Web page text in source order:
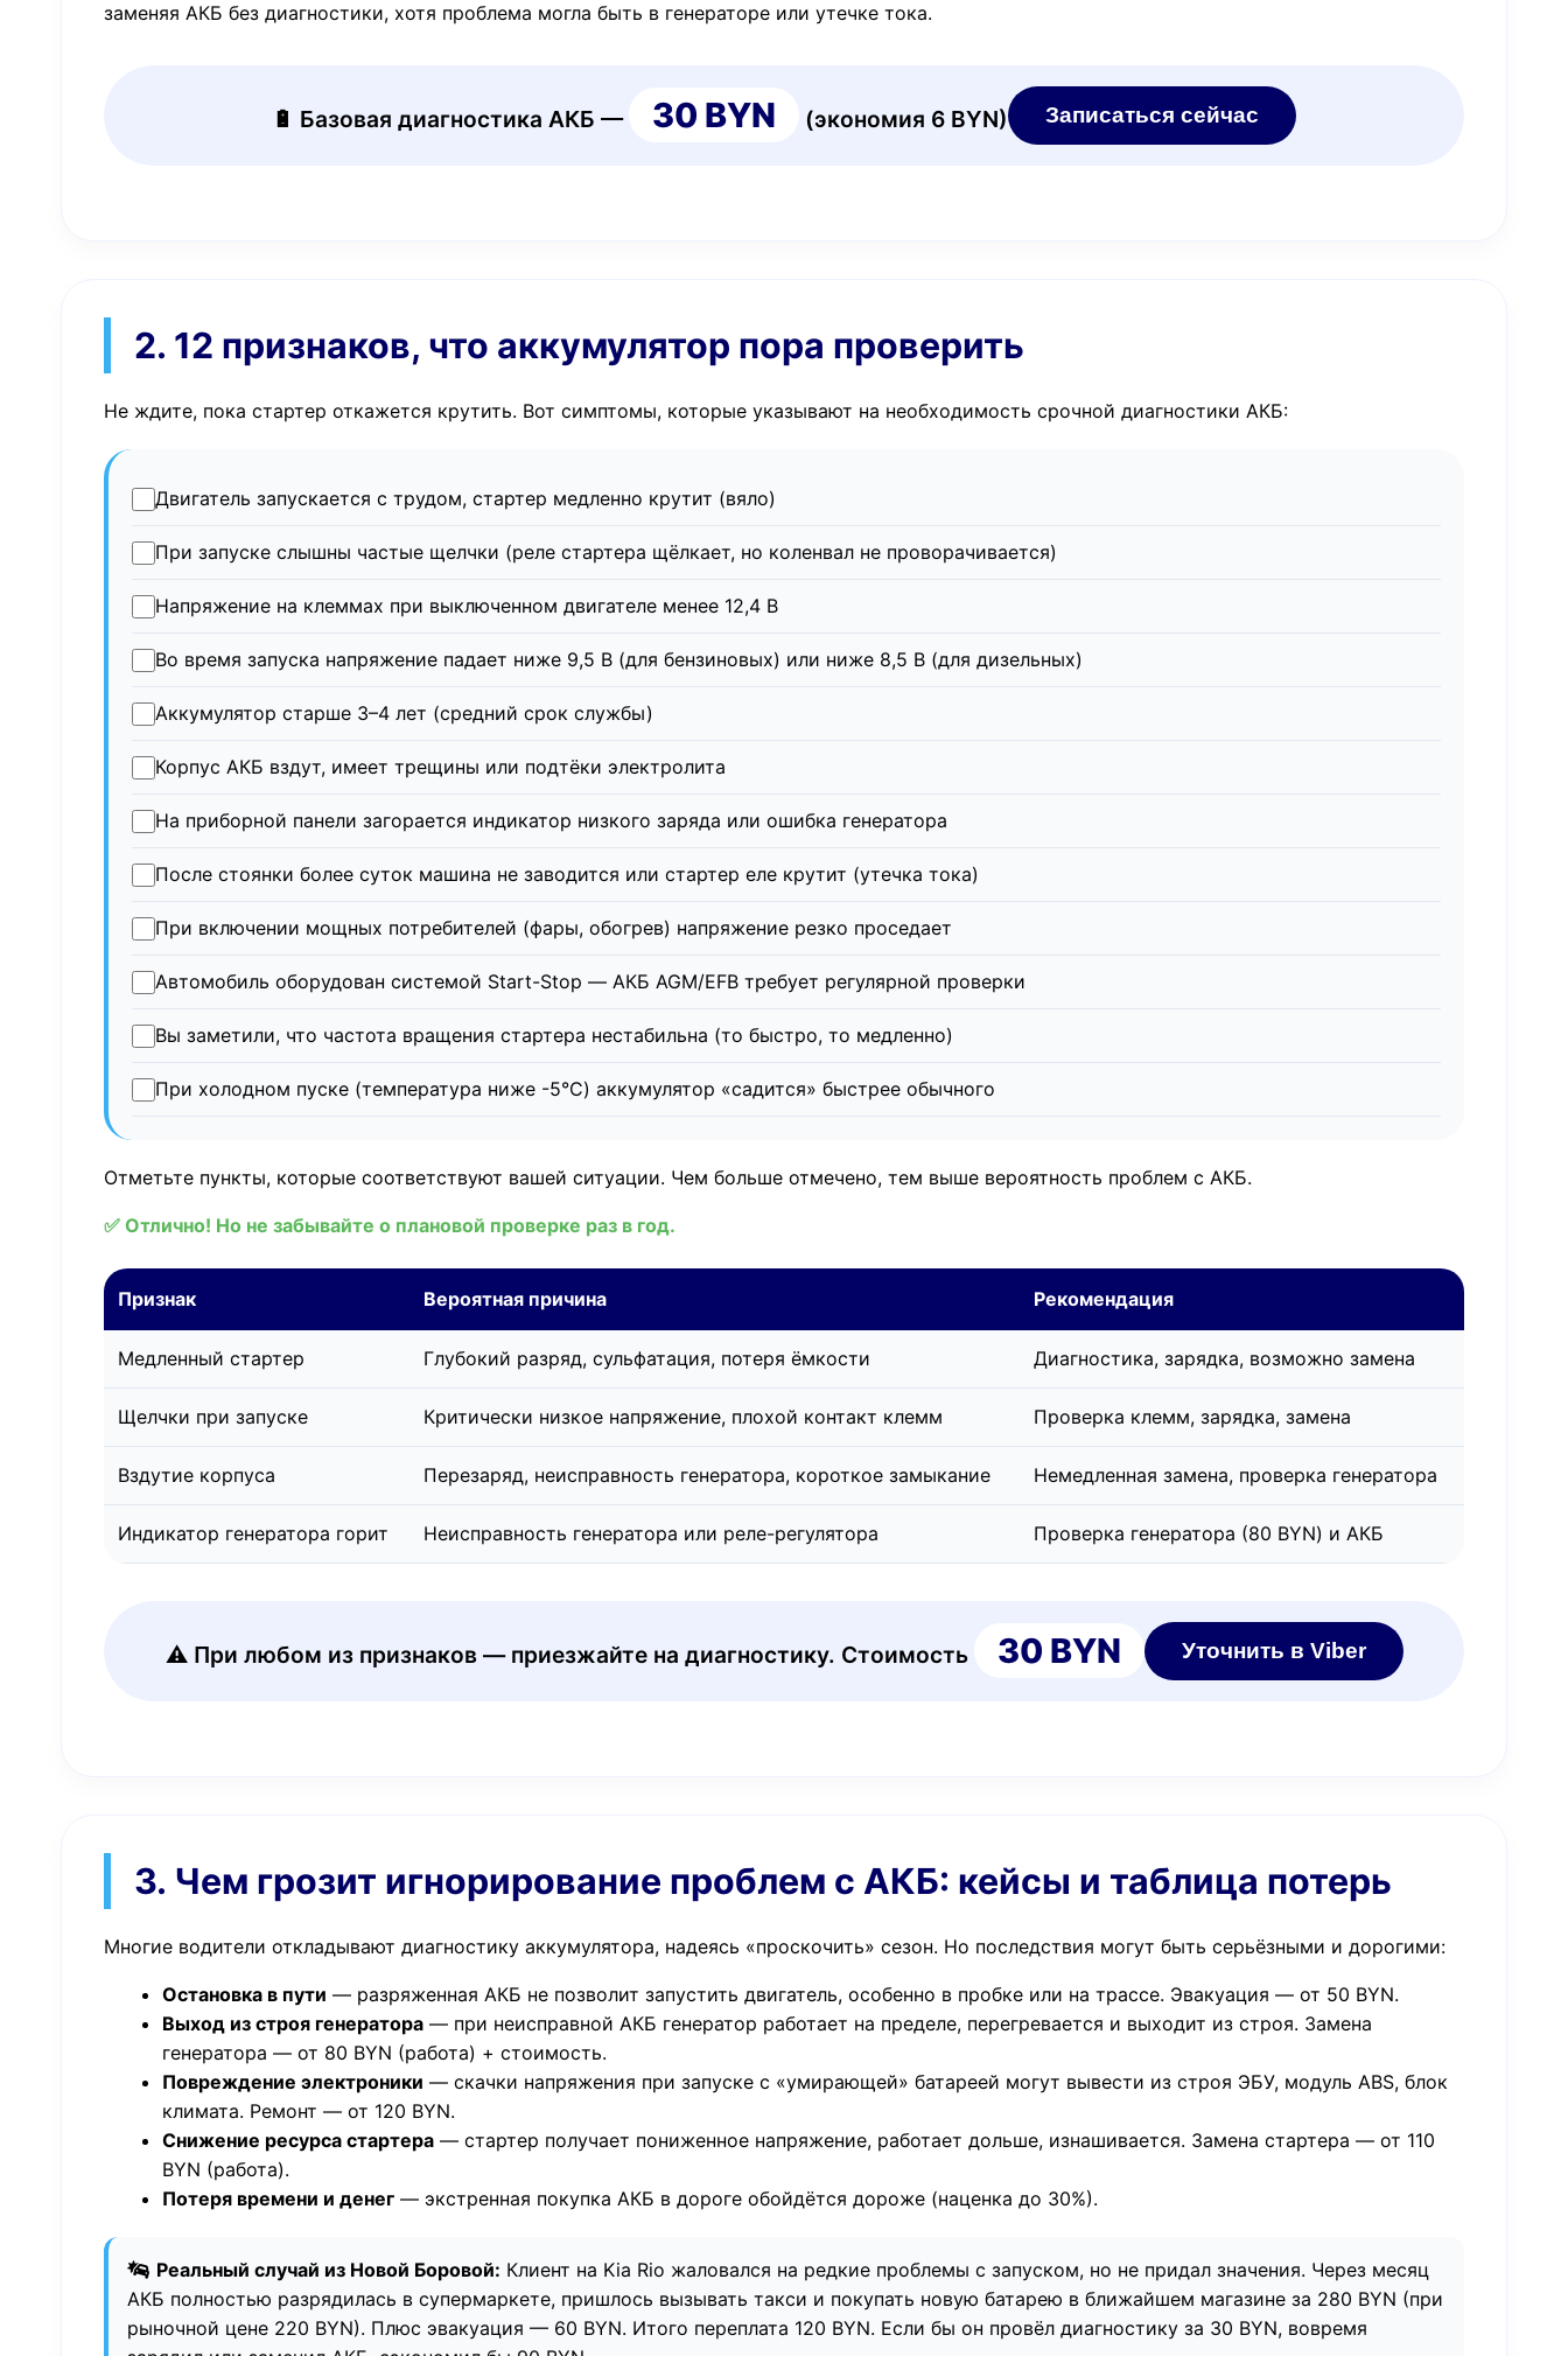
заменяя АКБ без диагностики, хотя проблема могла быть в генераторе или утечке тока.
🔋 Базовая диагностика АКБ — 30 BYN (экономия 6 BYN) Записаться сейчас
2. 12 признаков, что аккумулятор пора проверить
Не ждите, пока стартер откажется крутить. Вот симптомы, которые указывают на необходимость срочной диагностики АКБ:
Двигатель запускается с трудом, стартер медленно крутит (вяло)
При запуске слышны частые щелчки (реле стартера щёлкает, но коленвал не проворачивается)
Напряжение на клеммах при выключенном двигателе менее 12,4 В
Во время запуска напряжение падает ниже 9,5 В (для бензиновых) или ниже 8,5 В (для дизельных)
Аккумулятор старше 3–4 лет (средний срок службы)
Корпус АКБ вздут, имеет трещины или подтёки электролита
На приборной панели загорается индикатор низкого заряда или ошибка генератора
После стоянки более суток машина не заводится или стартер еле крутит (утечка тока)
При включении мощных потребителей (фары, обогрев) напряжение резко проседает
Автомобиль оборудован системой Start-Stop — АКБ AGM/EFB требует регулярной проверки
Вы заметили, что частота вращения стартера нестабильна (то быстро, то медленно)
При холодном пуске (температура ниже -5°C) аккумулятор «садится» быстрее обычного
Отметьте пункты, которые соответствуют вашей ситуации. Чем больше отмечено, тем выше вероятность проблем с АКБ.
✅ Отлично! Но не забывайте о плановой проверке раз в год.
Признак Вероятная причина Рекомендация
Медленный стартер Глубокий разряд, сульфатация, потеря ёмкости Диагностика, зарядка, возможно замена
Щелчки при запуске Критически низкое напряжение, плохой контакт клемм Проверка клемм, зарядка, замена
Вздутие корпуса Перезаряд, неисправность генератора, короткое замыкание Немедленная замена, проверка генератора
Индикатор генератора горит Неисправность генератора или реле-регулятора Проверка генератора (80 BYN) и АКБ
⚠️ При любом из признаков — приезжайте на диагностику. Стоимость 30 BYN Уточнить в Viber
3. Чем грозит игнорирование проблем с АКБ: кейсы и таблица потерь
Многие водители откладывают диагностику аккумулятора, надеясь «проскочить» сезон. Но последствия могут быть серьёзными и дорогими:
Остановка в пути — разряженная АКБ не позволит запустить двигатель, особенно в пробке или на трассе. Эвакуация — от 50 BYN.
Выход из строя генератора — при неисправной АКБ генератор работает на пределе, перегревается и выходит из строя. Замена
генератора — от 80 BYN (работа) + стоимость.
Повреждение электроники — скачки напряжения при запуске с «умирающей» батареей могут вывести из строя ЭБУ, модуль ABS, блок
климата. Ремонт — от 120 BYN.
Снижение ресурса стартера — стартер получает пониженное напряжение, работает дольше, изнашивается. Замена стартера — от 110
BYN (работа).
Потеря времени и денег — экстренная покупка АКБ в дороге обойдётся дороже (наценка до 30%).
Реальный случай из Новой Боровой: Клиент на Kia Rio жаловался на редкие проблемы с запуском, но не придал значения. Через месяц
АКБ полностью разрядилась в супермаркете, пришлось вызывать такси и покупать новую батарею в ближайшем магазине за 280 BYN (при
рыночной цене 220 BYN). Плюс эвакуация — 60 BYN. Итого переплата 120 BYN. Если бы он провёл диагностику за 30 BYN, вовремя